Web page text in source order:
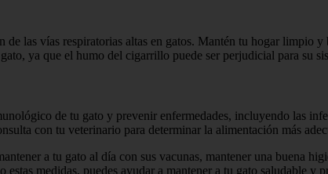
las vías respiratorias altas en gatos. Mantén tu hogar limpio
ya que el humo del cigarrillo puede ser perjudicial para su
de tu gato y prevenir enfermedades, incluyendo las
con tu veterinario para determinar la alimentación más
a tu gato al día con sus vacunas, mantener una buena
medidas, puedes ayudar a mantener a tu gato saludable y